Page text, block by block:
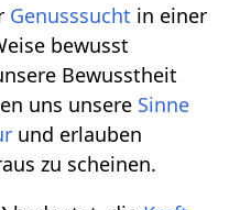
Genusssucht in einer
bewusst
Bewusstheit
uns unsere Sinne
und erlauben
zu scheinen.